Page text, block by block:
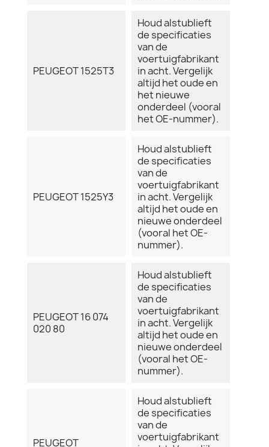
PEUGEOT 1525T3
Houd alstublieft
de specificaties
van de
voertuigfabrikant
in acht. Vergelijk
altijd het oude en
het nieuwe
onderdeel (vooral
het OE-nummer).
PEUGEOT 1525Y3
Houd alstublieft
de specificaties
van de
voertuigfabrikant
in acht. Vergelijk
altijd het oude en
nieuwe onderdeel
(vooral het OE-
nummer).
PEUGEOT 16 074
020 80
Houd alstublieft
de specificaties
van de
voertuigfabrikant
in acht. Vergelijk
altijd het oude en
nieuwe onderdeel
(vooral het OE-
nummer).
PEUGEOT
Houd alstublieft
de specificaties
van de
voertuigfabrikant